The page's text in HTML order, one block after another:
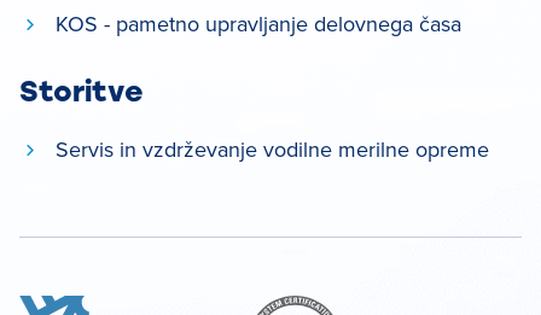
KOS - pametno upravljanje delovnega časa
Storitve
Servis in vzdrževanje vodilne merilne opreme